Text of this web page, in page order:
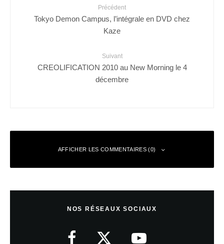
Précédent
Tokyo Demon Campus, l’intégrale en DVD chez
Kaze
Suivant
CREOLIFICATION 2010 au New Morning le 4
décembre
AFFICHER LES COMMENTAIRES (0)
NOS RÉSEAUX SOCIAUX